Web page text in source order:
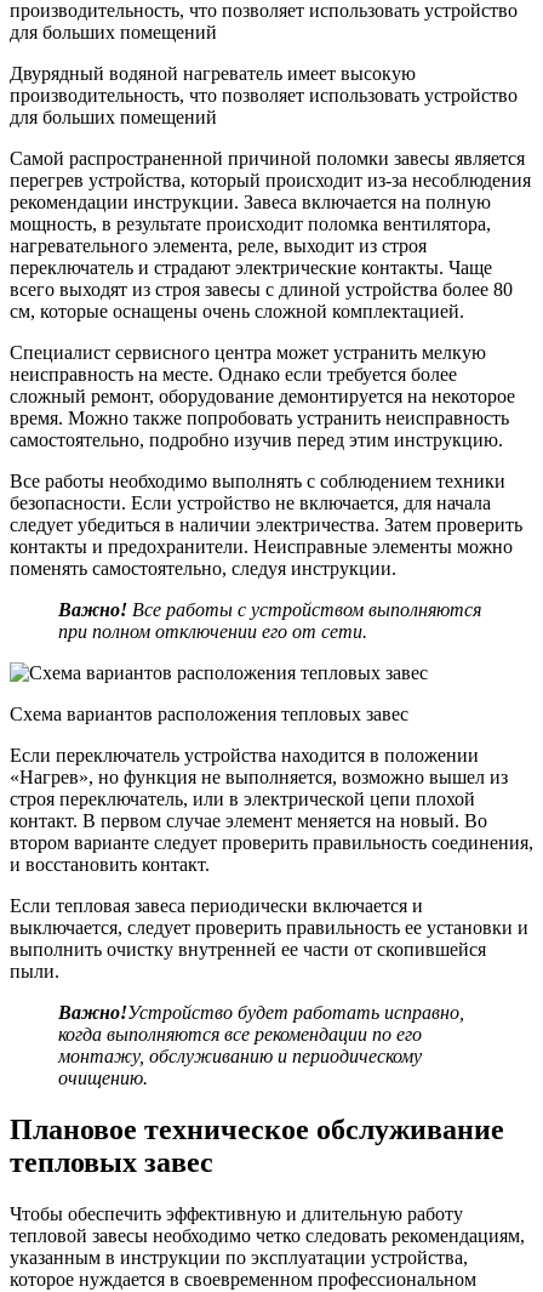
Двурядный водяной нагреватель имеет высокую
производительность, что позволяет использовать устройство
для больших помещений
Самой распространенной причиной поломки завесы является
перегрев устройства, который происходит из-за несоблюдения
рекомендации инструкции. Завеса включается на полную
мощность, в результате происходит поломка вентилятора,
нагревательного элемента, реле, выходит из строя
переключатель и страдают электрические контакты. Чаще
всего выходят из строя завесы с длиной устройства более 80
см, которые оснащены очень сложной комплектацией.
Специалист сервисного центра может устранить мелкую
неисправность на месте. Однако если требуется более
сложный ремонт, оборудование демонтируется на некоторое
время. Можно также попробовать устранить неисправность
самостоятельно, подробно изучив перед этим инструкцию.
Все работы необходимо выполнять с соблюдением техники
безопасности. Если устройство не включается, для начала
следует убедиться в наличии электричества. Затем проверить
контакты и предохранители. Неисправные элементы можно
поменять самостоятельно, следуя инструкции.
Важно! Все работы с устройством выполняются
при полном отключении его от сети.
Схема вариантов расположения тепловых завес
Если переключатель устройства находится в положении
«Нагрев», но функция не выполняется, возможно вышел из
строя переключатель, или в электрической цепи плохой
контакт. В первом случае элемент меняется на новый. Во
втором варианте следует проверить правильность соединения,
и восстановить контакт.
Если тепловая завеса периодически включается и
выключается, следует проверить правильность ее установки и
выполнить очистку внутренней ее части от скопившейся
пыли.
Важно!Устройство будет работать исправно,
когда выполняются все рекомендации по его
монтажу, обслуживанию и периодическому
очищению.
Плановое техническое обслуживание
тепловых завес
Чтобы обеспечить эффективную и длительную работу
тепловой завесы необходимо четко следовать рекомендациям,
указанным в инструкции по эксплуатации устройства,
которое нуждается в своевременном профессиональном